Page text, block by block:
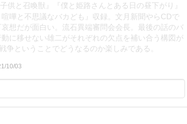
召喚獣』『僕と姫路さんとある日の昼下がり』
嘩と不思議なバカども』収録。文月新聞やらCDで
想だが面白い。流石異端審問会会長。最後の話のバ
に移せない雄二がそれぞれの欠点を補い合う構図が
争ということでどうなるのか楽しみである。
10/03